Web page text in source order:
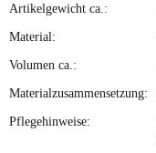
Produkteigenschaft
Wert
Artikelgewicht ca.:
Material:
Volumen ca.:
Materialzusammensetzung:
Pflegehinweise: